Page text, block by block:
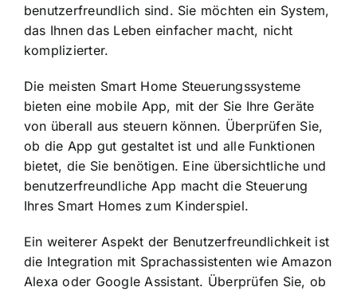
benutzerfreundlich sind. Sie möchten ein System,
das Ihnen das Leben einfacher macht, nicht
komplizierter.
Die meisten Smart Home Steuerungssysteme
bieten eine mobile App, mit der Sie Ihre Geräte
von überall aus steuern können. Überprüfen Sie,
ob die App gut gestaltet ist und alle Funktionen
bietet, die Sie benötigen. Eine übersichtliche und
benutzerfreundliche App macht die Steuerung
Ihres Smart Homes zum Kinderspiel.
Ein weiterer Aspekt der Benutzerfreundlichkeit ist
die Integration mit Sprachassistenten wie Amazon
Alexa oder Google Assistant. Überprüfen Sie, ob